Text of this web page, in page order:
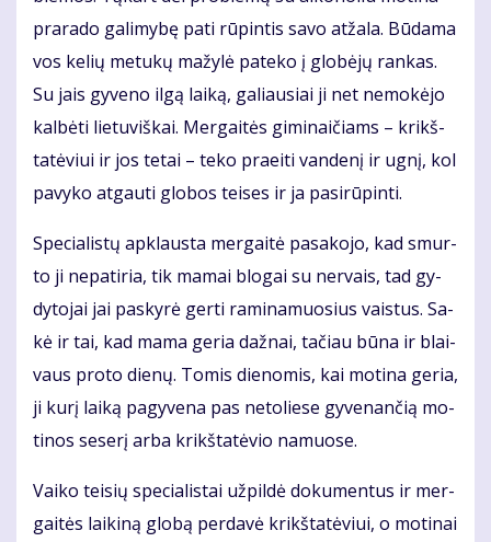
pra­ra­do ga­li­my­bę pa­ti rū­pin­tis sa­vo at­ža­la. Bū­da­ma
vos ke­lių me­tu­kų ma­žy­lė pa­te­ko į glo­bė­jų ran­kas.
Su jais gy­ve­no il­gą lai­ką, ga­liau­siai ji net ne­mo­kė­jo
kal­bė­ti lie­tu­viš­kai. Mer­gai­tės gi­mi­nai­čiams – krikš­
ta­tė­viui ir jos te­tai – te­ko pra­ei­ti van­de­nį ir ug­nį, kol
pa­vy­ko at­gau­ti glo­bos tei­ses ir ja pa­si­rū­pin­ti.
Spe­cia­lis­tų ap­klaus­ta mer­gai­tė pa­sa­ko­jo, kad smur­
to ji ne­pa­ti­ria, tik ma­mai blo­gai su ner­vais, tad gy­
dy­to­jai jai pa­sky­rė ger­ti ra­mi­na­muo­sius vais­tus. Sa­
kė ir tai, kad ma­ma ge­ria daž­nai, ta­čiau bū­na ir blai­
vaus pro­to die­nų. To­mis die­no­mis, kai mo­ti­na ge­ria,
ji ku­rį lai­ką pa­gy­ve­na pas ne­to­lie­se gy­ve­nan­čią mo­
ti­nos se­se­rį ar­ba krikš­ta­tė­vio na­muo­se.
Vai­ko tei­sių spe­cia­lis­tai už­pil­dė do­ku­men­tus ir mer­
gai­tės lai­ki­ną glo­bą per­da­vė krikš­ta­tė­viui, o mo­ti­nai